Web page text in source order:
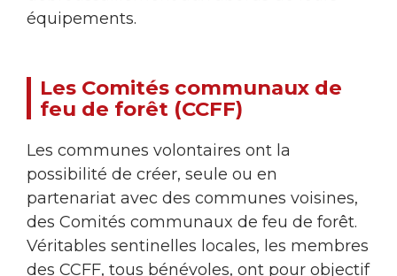
équipements.
Les Comités communaux de
feu de forêt (CCFF)
Les communes volontaires ont la
possibilité de créer, seule ou en
partenariat avec des communes voisines,
des Comités communaux de feu de forêt.
Véritables sentinelles locales, les membres
des CCFF, tous bénévoles, ont pour objectif